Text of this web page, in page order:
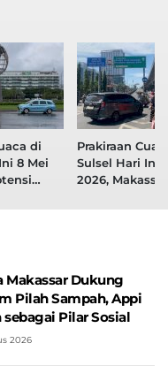
di
8 Mei
Prakiraan
Sulsel Hari Ini
2026,
Makassar Dukung
Pilah Sampah, Appi
sebagai Pilar Sosial
2026